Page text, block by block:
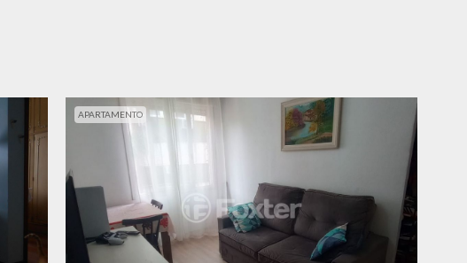
APARTAMENTO